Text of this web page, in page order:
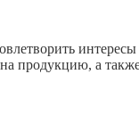
интересы
продукцию, а